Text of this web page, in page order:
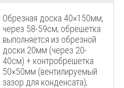
Обрезная доска 40×150мм,
через 58-59см; обрешетка
выполняется из обрезной
доски 20мм (через 20-
40см) + контробрешетка
50×50мм (вентилируемый
зазор для конденсата);